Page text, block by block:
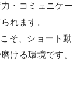
・コミュニケー
れます。
そ、ショート動
ける環境です。